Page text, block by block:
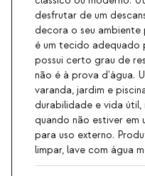
desfrutar de um
decora o seu
é um tecido adequado
possui certo grau de
não é à prova d'água.
varanda, jardim e
durabilidade e vida
quando não estiver em
para uso externo.
limpar, lave com água